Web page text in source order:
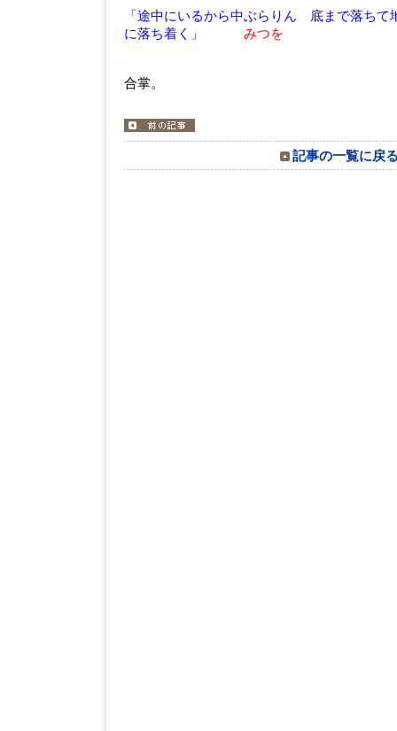
「途中にいるから中ぶらりん 底まで落ち
に落ち着く」
みつを
合掌。
記事の一覧に戻